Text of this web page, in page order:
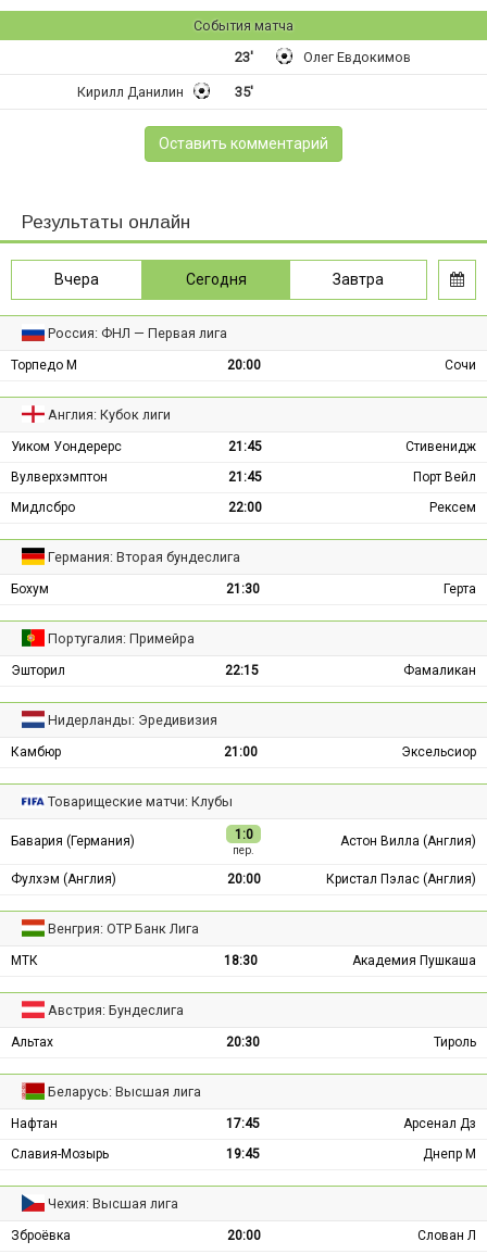
События матча
23'
Олег Евдокимов
35'
Кирилл Данилин
Оставить комментарий
Результаты онлайн
Вчера Сегодня Завтра
Россия: ФНЛ — Первая лига
Торпедо М 20:00 Сочи
Англия: Кубок лиги
Уиком Уондерерс 21:45
Стивенидж
Вулверхэмптон
21:45
Порт Вейл
Мидлсбро
22:00 Рексем
Германия: Вторая бундеслига
Бохум 21:30 Герта
Португалия: Примейра
Эшторил 22:15 Фамаликан
Нидерланды: Эредивизия
Камбюр 21:00 Эксельсиор
Товарищеские матчи: Клубы
Бавария (Германия) 1:0
пер.
Астон Вилла (Англия)
Фулхэм (Англия) 20:00 Кристал Пэлас (Англия)
Венгрия: ОТР Банк Лига
МТК 18:30 Академия Пушкаша
Австрия: Бундеслига
Альтах 20:30 Тироль
Беларусь: Высшая лига
Нафтан 17:45
Арсенал Дз
Славия-Мозырь
19:45 Днепр М
Чехия: Высшая лига
Зброёвка 20:00 Слован Л